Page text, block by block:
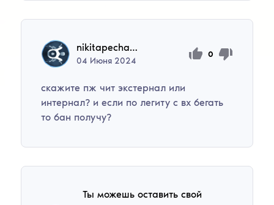
nikitapechagin
04 Июня 2024
0
скажите пж чит экстернал или
интернал? и если по легиту с вх бегать
то бан получу?
Ты можешь оставить свой